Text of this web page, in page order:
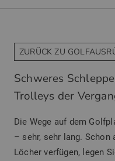
ZURÜCK ZU
Schweres
Trolleys der
Die Wege auf dem
– sehr, sehr lang. Schon
Löcher verfügen, legen